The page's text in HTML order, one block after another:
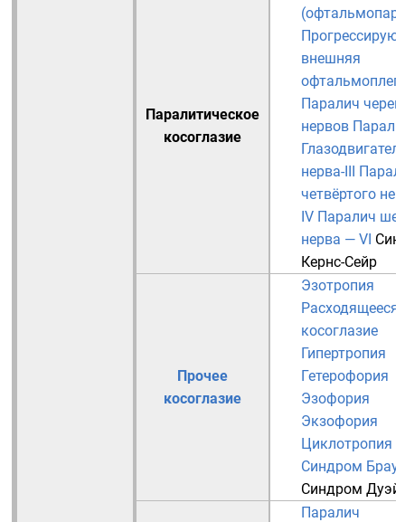
Паралитическое
косоглазие
внешняя
Паралич
нервов
нерва-III
четвёртого
IV Паралич
нерва — VI
Кернс-Сейр
Прочее
косоглазие
Эзотропия
Расходящееся
косоглазие
Гипертропия
Гетерофория
Эзофория
Экзофория
Циклотропия
Синдром
Синдром
Паралич